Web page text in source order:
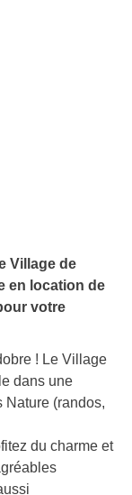
Village de
en location de
votre
! Le Village
dans une
Nature (randos,
du charme et